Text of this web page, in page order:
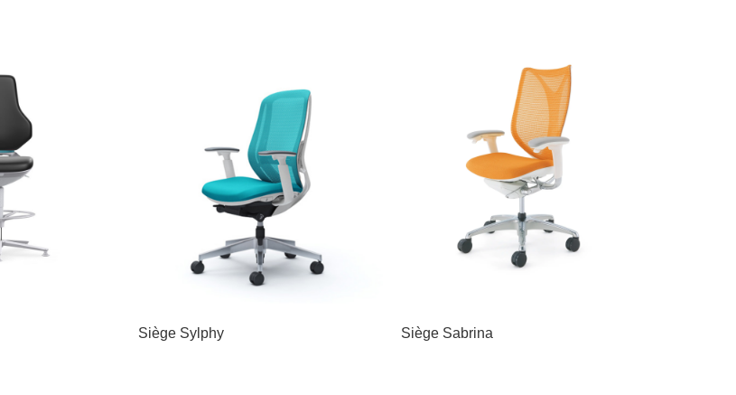
Siège Sylphy Siège Sabrina